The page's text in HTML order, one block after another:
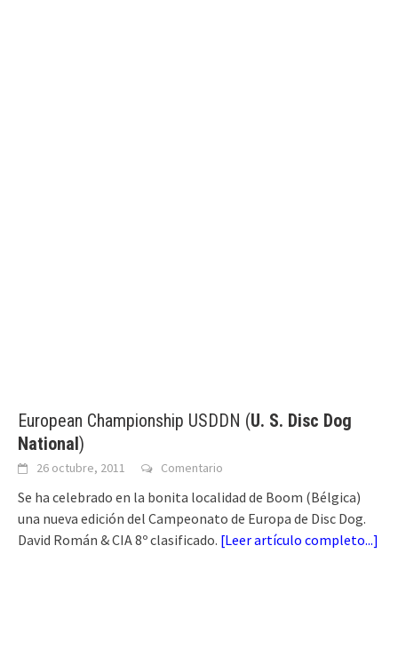
European Championship USDDN (U. S. Disc Dog
National)
26 octubre, 2011 Comentario
Se ha celebrado en la bonita localidad de Boom (Bélgica)
una nueva edición del Campeonato de Europa de Disc Dog.
David Román & CIA 8º clasificado. [Leer artículo completo...]